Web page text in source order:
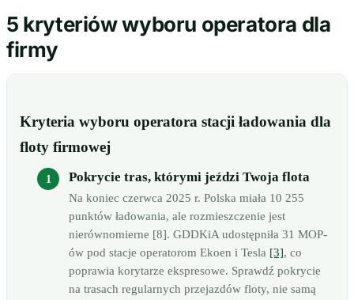
5 kryteriów wyboru operatora dla
firmy
Kryteria wyboru operatora stacji ładowania dla
floty firmowej
Pokrycie tras, którymi jeździ Twoja flota
Na koniec czerwca 2025 r. Polska miała 10 255
punktów ładowania, ale rozmieszczenie jest
nierównomierne [8]. GDDKiA udostępniła 31 MOP-
ów pod stacje operatorom Ekoen i Tesla [3], co
poprawia korytarze ekspresowe. Sprawdź pokrycie
na trasach regularnych przejazdów floty, nie samą